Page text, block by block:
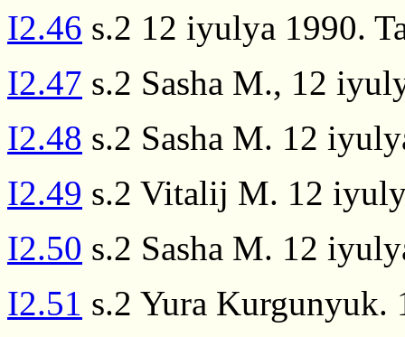
I2.46 s.2 12 iyulya 1990.
I2.47 s.2 Sasha M., 12
I2.48 s.2 Sasha M. 12
I2.49 s.2 Vitalij M. 12
I2.50 s.2 Sasha M. 12
I2.51 s.2 Yura Kurgunyuk.